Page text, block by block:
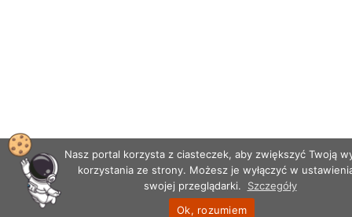
Nasz portal korzysta z ciasteczek, aby zwiększyć Twoją
korzystania ze strony. Możesz je wyłączyć w
swojej przeglądarki.
Szczegóły
Ok, rozumiem